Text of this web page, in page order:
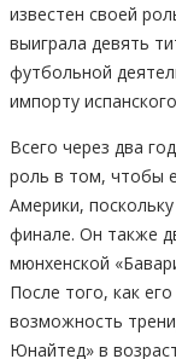
известен своей
выиграла девять
футбольной
импорту
Всего через два
роль в том, чтобы
Америки,
финале. Он также
мюнхенской
После того, как
возможность
Юнайтед» в